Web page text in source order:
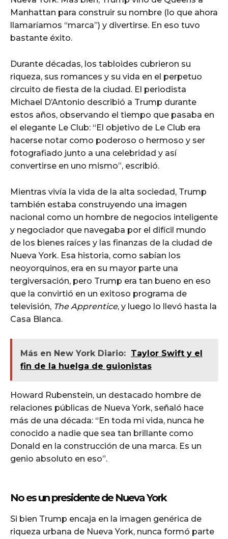
Manhattan para construir su nombre (lo que ahora
llamaríamos “marca”) y divertirse. En eso tuvo
bastante éxito.
Durante décadas, los tabloides cubrieron su
riqueza, sus romances y su vida en el perpetuo
circuito de fiesta de la ciudad. El periodista
Michael D’Antonio describió a Trump durante
estos años, observando el tiempo que pasaba en
el elegante Le Club: “El objetivo de Le Club era
hacerse notar como poderoso o hermoso y ser
fotografiado junto a una celebridad y así
convertirse en uno mismo”, escribió.
Mientras vivía la vida de la alta sociedad, Trump
también estaba construyendo una imagen
nacional como un hombre de negocios inteligente
y negociador que navegaba por el difícil mundo
de los bienes raíces y las finanzas de la ciudad de
Nueva York. Esa historia, como sabían los
neoyorquinos, era en su mayor parte una
tergiversación, pero Trump era tan bueno en eso
que la convirtió en un exitoso programa de
televisión, The Apprentice, y luego lo llevó hasta la
Casa Blanca.
Más en New York Diario: Taylor Swift y el
fin de la huelga de guionistas
Howard Rubenstein, un destacado hombre de
relaciones públicas de Nueva York, señaló hace
más de una década: “En toda mi vida, nunca he
conocido a nadie que sea tan brillante como
Donald en la construcción de una marca. Es un
genio absoluto en eso”.
No es un presidente de Nueva York
Si bien Trump encaja en la imagen genérica de
riqueza urbana de Nueva York, nunca formó parte